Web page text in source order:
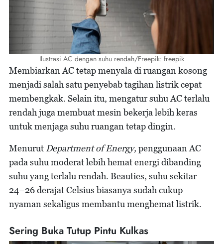
Ilustrasi AC dengan suhu rendah/Freepik: freepik
Membiarkan AC tetap menyala di ruangan kosong
menjadi salah satu penyebab tagihan listrik cepat
membengkak. Selain itu, mengatur suhu AC terlalu
rendah juga membuat mesin bekerja lebih keras
untuk menjaga suhu ruangan tetap dingin.
Menurut Department of Energy, penggunaan AC
pada suhu moderat lebih hemat energi dibanding
suhu yang terlalu rendah. Beauties, suhu sekitar
24–26 derajat Celsius biasanya sudah cukup
nyaman sekaligus membantu menghemat listrik.
Sering Buka Tutup Pintu Kulkas